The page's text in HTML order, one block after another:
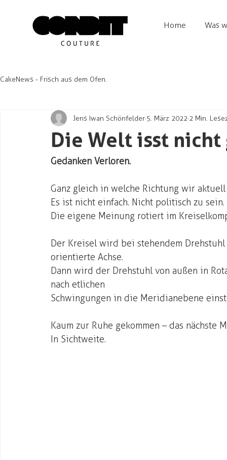
Home Was
CakeNews - Frisch aus dem Ofen.
Die Welt isst nicht
Jens Iwan Schönfelder 5. März 2022 2 Min.
Gedanken Verloren.
Ganz gleich in welche Richtung wir
Es ist nicht einfach. Nicht politisch zu
Die eigene Meinung rotiert im
Der Kreisel wird bei stehendem
orientierte Achse.
Dann wird der Drehstuhl von außen in
nach etlichen
Schwingungen in die Meridianebene
Kaum zur Ruhe gekommen – das nächste
In Sichtweite.